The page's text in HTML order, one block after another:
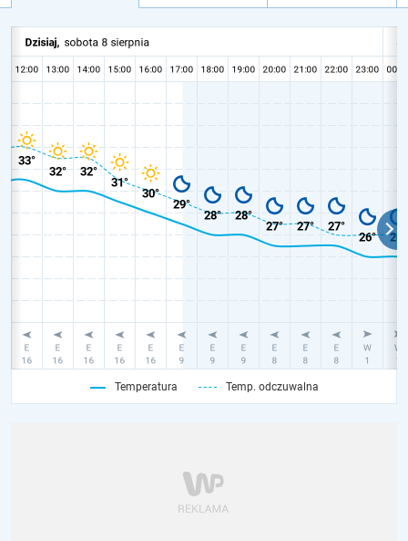
Temperatura Temp. odczuwalna